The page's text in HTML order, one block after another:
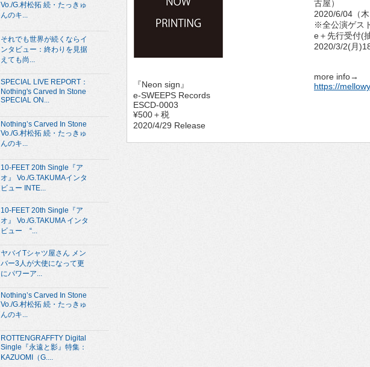
『Neon sign』
e-SWEEPS Records
ESCD-0003
¥500＋税
2020/4/29 Release
古屋）
2020/6/04（
※全公演ゲス
e＋先行受付(
2020/3/2(月
more info→
https://
Vo./G.村松拓 続・たっきゅ
んのキ...
それでも世界が続くならイ
ンタビュー：終わりを見据
えても尚...
SPECIAL LIVE REPORT：
Nothing's Carved In Stone
SPECIAL ON...
Nothing’s Carved In Stone
Vo./G.村松拓 続・たっきゅ
んのキ...
10-FEET 20th Single『ア
オ』 Vo./G.TAKUMAインタ
ビュー INTE...
10-FEET 20th Single『ア
オ』 Vo./G.TAKUMA インタ
ビュー “...
ヤバイTシャツ屋さん メン
バー3人が大使になって更
にパワーア...
Nothing’s Carved In Stone
Vo./G.村松拓 続・たっきゅ
んのキ...
ROTTENGRAFFTY Digital
Single『永遠と影』特集：
KAZUOMI（G....